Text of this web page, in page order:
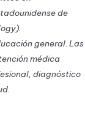
de
general. Las
médica
diagnóstico